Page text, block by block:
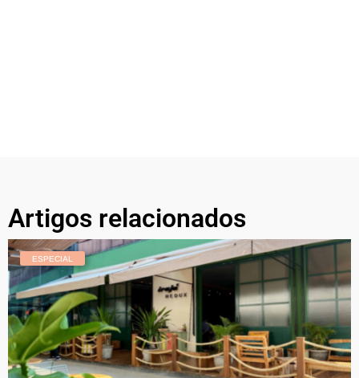
Artigos relacionados
ESPECIAL